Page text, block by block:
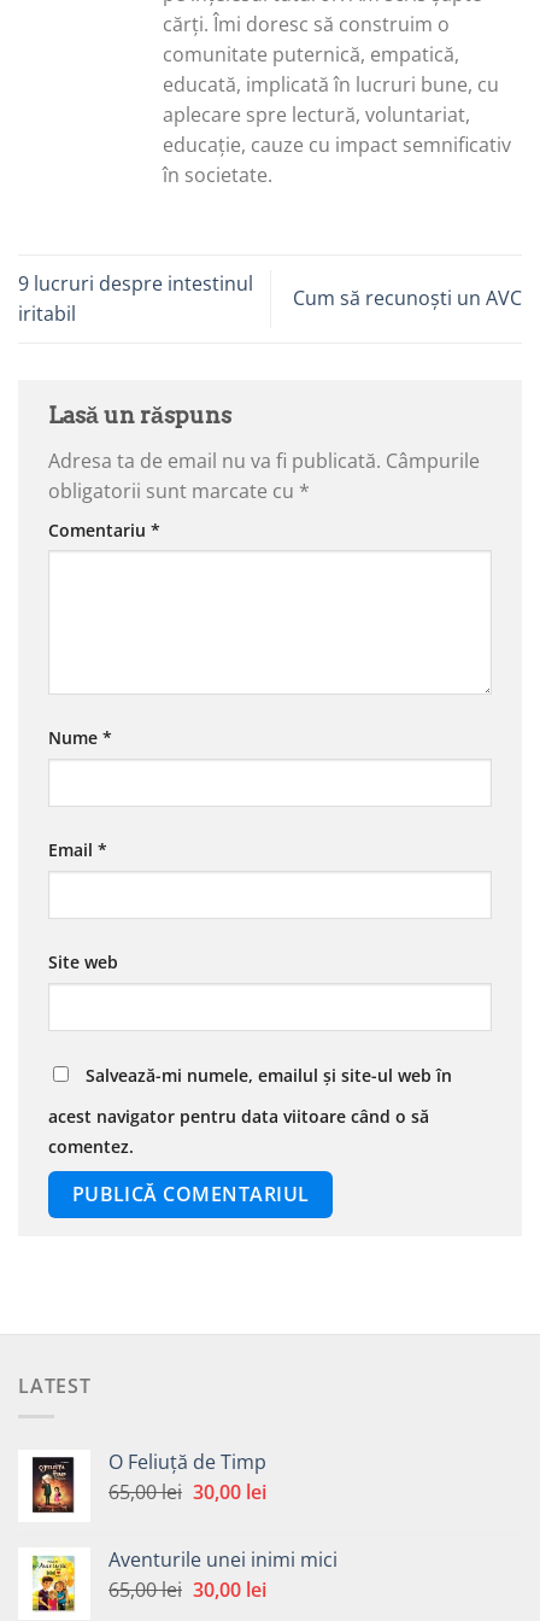
cărți. Îmi doresc să construim o
comunitate puternică, empatică,
educată, implicată în lucruri bune, cu
aplecare spre lectură, voluntariat,
educație, cauze cu impact semnificativ
în societate.
9 lucruri despre intestinul
iritabil
Cum să recunoști un AVC
Lasă un răspuns
Adresa ta de email nu va fi publicată. Câmpurile
obligatorii sunt marcate cu *
Comentariu *
Nume *
Email *
Site web
Salvează-mi numele, emailul și site-ul web în
acest navigator pentru data viitoare când o să
comentez.
LATEST
O Feliuță de Timp
65,00lei Prețul
fost:
65,00 lei.
30,00 leiPrețul
30,00 lei.
Aventurile unei inimi mici
65,00lei Prețul
30,00 leiPrețul